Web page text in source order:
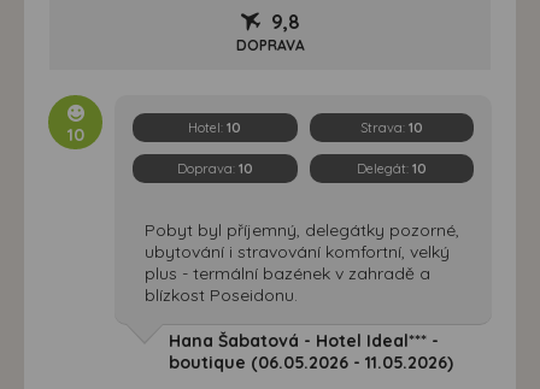
9,8
DOPRAVA
10 Hotel:10 Strava: 10
Doprava: 10 Delegát: 10
Pobyt byl příjemný, delegátky pozorné,
ubytování i stravování komfortní, velký
plus - termální bazének v zahradě a
blízkost Poseidonu.
Hana Šabatová - Hotel Ideal*** -
boutique (06.05.2026 - 11.05.2026)